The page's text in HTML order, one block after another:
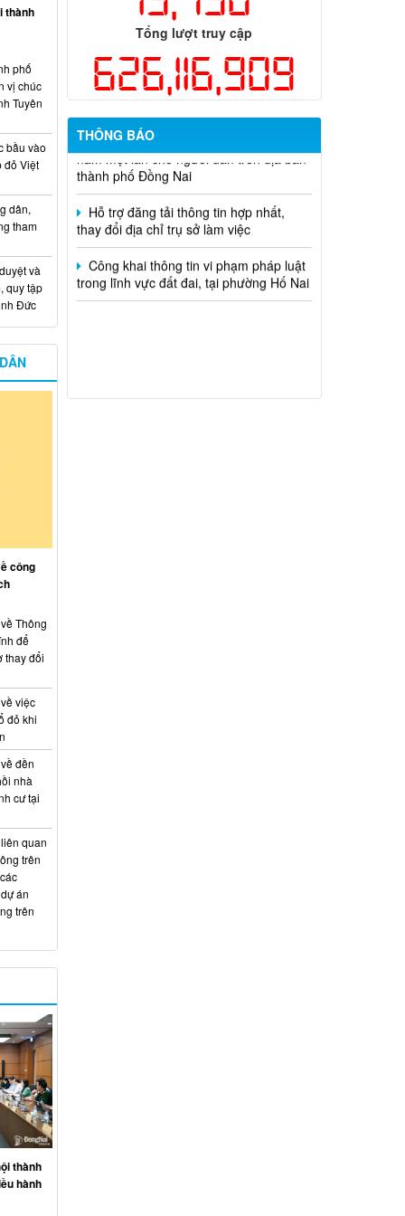
Tổng lượt truy cập
626,116,909
THÔNG BÁO
dụng ngân sách nhà nước đặt hàng thực
hiện năm 2026 (đợt 1) lần 3
Kế hoạch Thông tin, tuyên truyền triển
khai Kế hoạch Khám sức khỏe định kỳ
hoặc khám sàng lọc miễn phí ít nhất mỗi
năm một lần cho người dân trên địa bàn
thành phố Đồng Nai
Hỗ trợ đăng tải thông tin hợp nhất,
thay đổi địa chỉ trụ sở làm việc
Công khai thông tin vi phạm pháp luật
trong lĩnh vực đất đai, tại phường Hố Nai
thành
phố
vị chúc
Tuyên
bầu vào
đỏ Việt
dân,
tham
và
quy tập
Đức
công
Thông
để
thay đổi
việc
đỏ khi
đền
nhà
cư tại
quan
trên
án
trên
thành
hành